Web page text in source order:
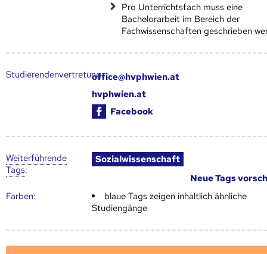
Pro Unterrichtsfach muss eine
Bachelorarbeit im Bereich der
Fachwissenschaften geschrieben
Studierendenvertretung:office@hvphwien.at
hvphwien.at
Facebook
Weiter­führende
Tags:
Sozialwissenschaft
Neue Tags
Farben:
blaue Tags zeigen inhaltlich ähnliche
Studiengänge